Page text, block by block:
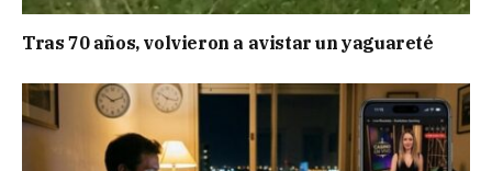
Tras 70 años, volvieron a avistar un yaguareté